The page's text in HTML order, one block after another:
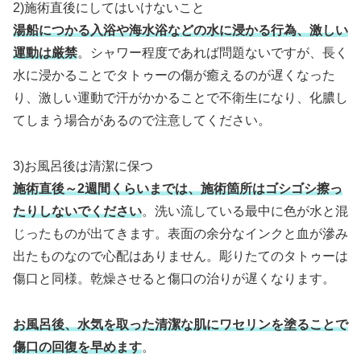
2)施術直後にしてはいけないこと
湯船につかる入浴や海水浴などの水に浸かる行為、激しい
運動は厳禁。シャワー程度であれば問題ないですが、長く
水に浸かることでタトゥーの傷が癒えるのが遅くなった
り、激しい運動で汗がかかることで不衛生になり、化膿し
てしまう場合があるので注意してください。
3)お風呂後は清潔に保つ
施術直後～2週間くらいまでは、施術箇所はゴシゴシ擦っ
たりしないでください。洗い流している最中に色が水と混
じったものが出てきます。表面の余分なインクと血が滲み
出たものなので心配はありません。彫りたてのタトゥーは
傷口と同様。乾燥させると傷口の治りが遅くなります。
お風呂後、水気を取った清潔な肌にワセリンを塗ることで
傷口の回復を早めます。